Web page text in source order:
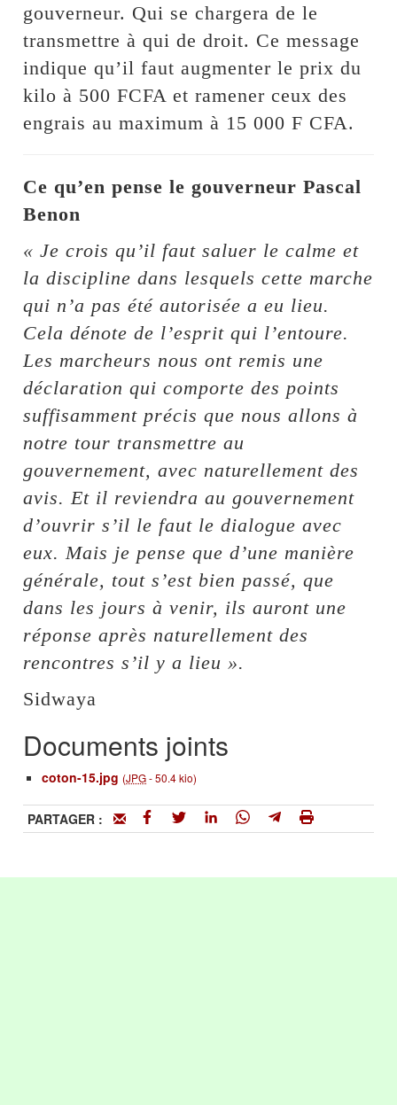
gouverneur. Qui se chargera de le
transmettre à qui de droit. Ce message
indique qu’il faut augmenter le prix du
kilo à 500 FCFA et ramener ceux des
engrais au maximum à 15 000 F CFA.
Ce qu’en pense le gouverneur Pascal
Benon
« Je crois qu’il faut saluer le calme et
la discipline dans lesquels cette marche
qui n’a pas été autorisée a eu lieu.
Cela dénote de l’esprit qui l’entoure.
Les marcheurs nous ont remis une
déclaration qui comporte des points
suffisamment précis que nous allons à
notre tour transmettre au
gouvernement, avec naturellement des
avis. Et il reviendra au gouvernement
d’ouvrir s’il le faut le dialogue avec
eux. Mais je pense que d’une manière
générale, tout s’est bien passé, que
dans les jours à venir, ils auront une
réponse après naturellement des
rencontres s’il y a lieu ».
Sidwaya
Documents joints
coton-15.jpg (JPG-50.4 kio)
PARTAGER :